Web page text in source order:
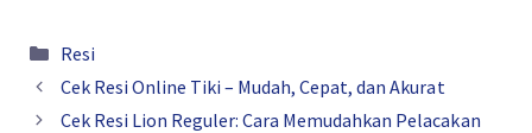
Kategori
Resi
Cek Resi Online Tiki – Mudah, Cepat, dan Akurat
Cek Resi Lion Reguler: Cara Memudahkan Pelacakan